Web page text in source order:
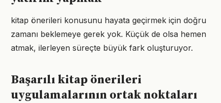
kitap önerileri konusunu hayata geçirmek için doğru
zamanı beklemeye gerek yok. Küçük de olsa hemen
atmak, ilerleyen süreçte büyük fark oluşturuyor.
Başarılı kitap önerileri
uygulamalarının ortak noktaları